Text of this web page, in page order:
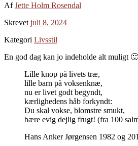
AfJette Holm Rosendal
Skrevet juli 8, 2024
Kategori Livsstil
En god dag kan jo indeholde alt muligt
Lille knop på livets træ,
lille barn på voksenknæ,
nu er livet godt begyndt,
kærlighedens håb forkyndt:
Du skal vokse, blomstre smukt,
bære evig dejlig frugt! (fra 100
Hans Anker Jørgensen 1982 og